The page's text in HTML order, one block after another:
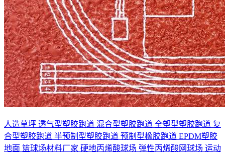
人造草坪 透气型塑胶跑道 混合型塑胶跑道 全塑型塑胶跑道 复
合型塑胶跑道 半预制型塑胶跑道 预制型橡胶跑道 EPDM塑胶
地面 篮球场材料厂家 硬地丙烯酸球场 弹性丙烯酸网球场 运动